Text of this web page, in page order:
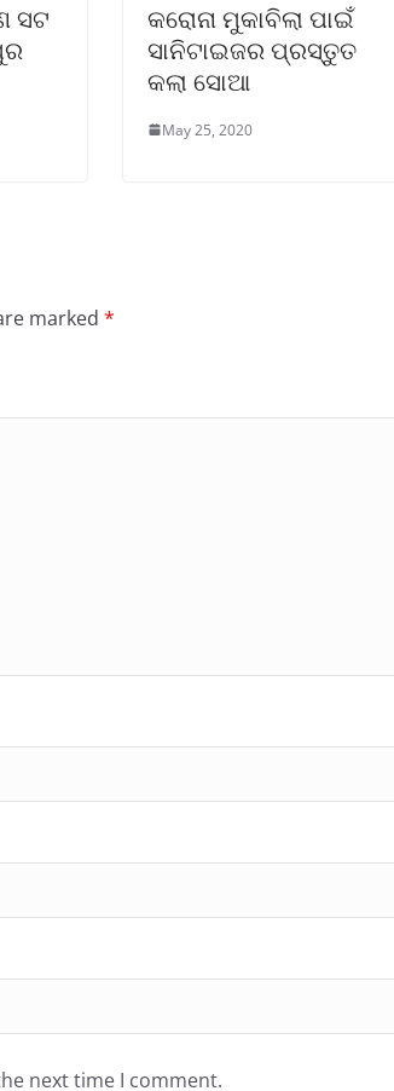
ସଟ
କରୋନା ମୁକାବିଲା ପାଇଁ
ସାନିଟାଇଜର ପ୍ରସ୍ତୁତ
କଲା ସୋଆ
May 25, 2020
marked *
next time I comment.